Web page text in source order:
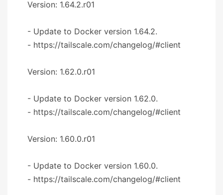
Version: 1.64.2.r01
- Update to Docker version 1.64.2.
- https://tailscale.com/changelog/#client
Version: 1.62.0.r01
- Update to Docker version 1.62.0.
- https://tailscale.com/changelog/#client
Version: 1.60.0.r01
- Update to Docker version 1.60.0.
- https://tailscale.com/changelog/#client